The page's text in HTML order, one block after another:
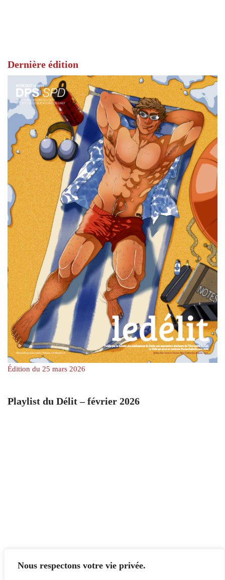
Nous respectons votre vie privée.
Dernière édition
Édition du 25 mars 2026
Playlist du Délit – février 2026